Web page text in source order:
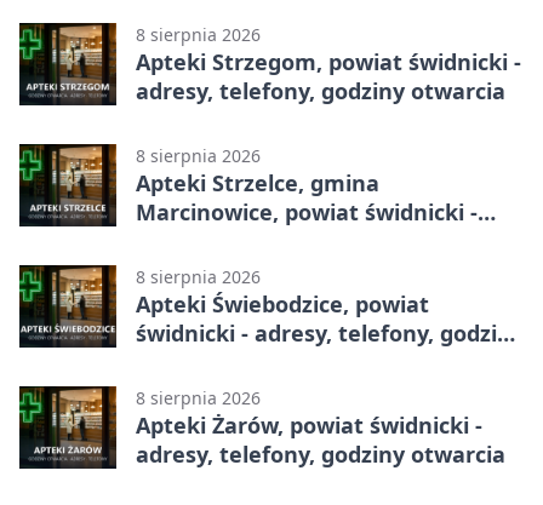
8 sierpnia 2026
Apteki Strzegom, powiat świdnicki -
adresy, telefony, godziny otwarcia
8 sierpnia 2026
Apteki Strzelce, gmina
Marcinowice, powiat świdnicki -
8 sierpnia 2026
Apteki Świebodzice, powiat
świdnicki - adresy, telefony, godziny
8 sierpnia 2026
Apteki Żarów, powiat świdnicki -
adresy, telefony, godziny otwarcia